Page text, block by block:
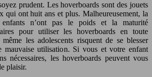
prudent. Les hoverboards sont des jouets
qui ont huit ans et plus. Malheureusement, la
enfants n’ont pas le poids et la maturité
pour utiliser les hoverboards en toute
même les adolescents risquent de se blesser
mauvaise utilisation. Si vous et votre enfant
nécessaires, les hoverboards peuvent vous
plaisir.